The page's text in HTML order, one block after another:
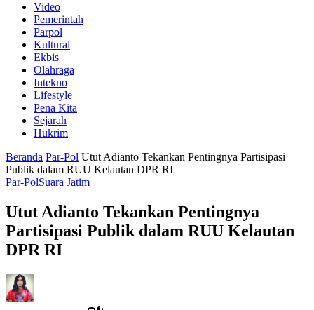
Video
Pemerintah
Parpol
Kultural
Ekbis
Olahraga
Intekno
Lifestyle
Pena Kita
Sejarah
Hukrim
Beranda Par-Pol Utut Adianto Tekankan Pentingnya Partisipasi
Publik dalam RUU Kelautan DPR RI
Par-PolSuara Jatim
Utut Adianto Tekankan Pentingnya
Partisipasi Publik dalam RUU Kelautan
DPR RI